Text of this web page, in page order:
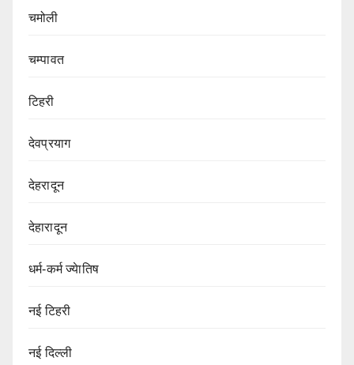
चमोली
चम्पावत
टिहरी
देवप्रयाग
देहरादून
देहारादून
धर्म-कर्म ज्येातिष
नई टिहरी
नई दिल्ली